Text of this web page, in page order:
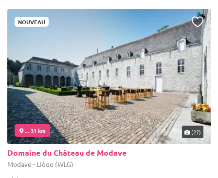
NOUVEAU
... 31 km (27)
Domaine du Château de Modave
Modave - Liège (WLG)